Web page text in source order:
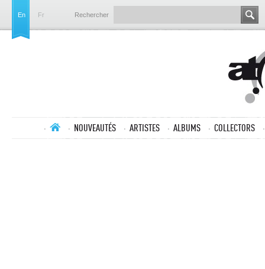
En Fr Rechercher
NOUVEAUTÉS ARTISTES ALBUMS COLLECTORS